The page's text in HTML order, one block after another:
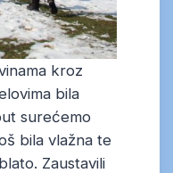
kroz
bila
surećemo
bila vlažna te
Zaustavili